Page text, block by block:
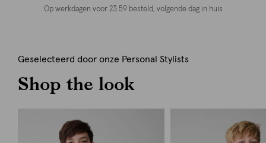
Op werkdagen voor 23:59 besteld, volgende dag in huis
Geselecteerd door onze Personal Stylists
Shop the look